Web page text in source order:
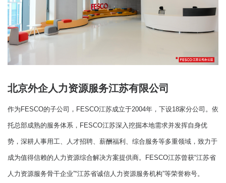
北京外企人力资源服务江苏有限公司
作为FESCO的子公司，FESCO江苏成立于2004年，下设18家分公司。依
托总部成熟的服务体系，FESCO江苏深入挖掘本地需求并发挥自身优
势，深耕人事用工、人才招聘、薪酬福利、综合服务等多重领域，致力于
成为值得信赖的人力资源综合解决方案提供商。FESCO江苏曾获“江苏省
人力资源服务骨干企业”“江苏省诚信人力资源服务机构”等荣誉称号。